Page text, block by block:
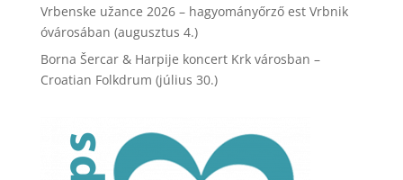
Vrbenske užance 2026 – hagyományőrző est Vrbnik
óvárosában (augusztus 4.)
Borna Šercar & Harpije koncert Krk városban –
Croatian Folkdrum (július 30.)